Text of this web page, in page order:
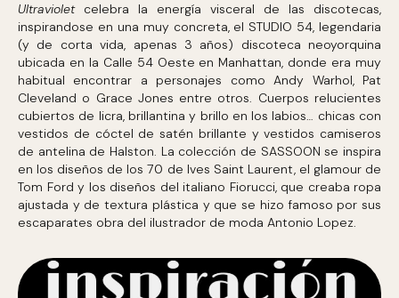
Ultravioletcelebra la energía visceral de las discotecas,
inspirandose en una muy concreta, el STUDIO 54, legendaria
(y de corta vida, apenas 3 años) discoteca neoyorquina
ubicada en la Calle 54 Oeste en Manhattan, donde era muy
habitual encontrar a personajes como Andy Warhol, Pat
Cleveland o Grace Jones entre otros. Cuerpos relucientes
cubiertos de licra, brillantina y brillo en los labios… chicas con
vestidos de cóctel de satén brillante y vestidos camiseros
de antelina de Halston. La colección de SASSOON se inspira
en los diseños de los 70 de Ives Saint Laurent, el glamour de
Tom Ford y los diseños del italiano Fiorucci, que creaba ropa
ajustada y de textura plástica y que se hizo famoso por sus
escaparates obra del ilustrador de moda Antonio Lopez.